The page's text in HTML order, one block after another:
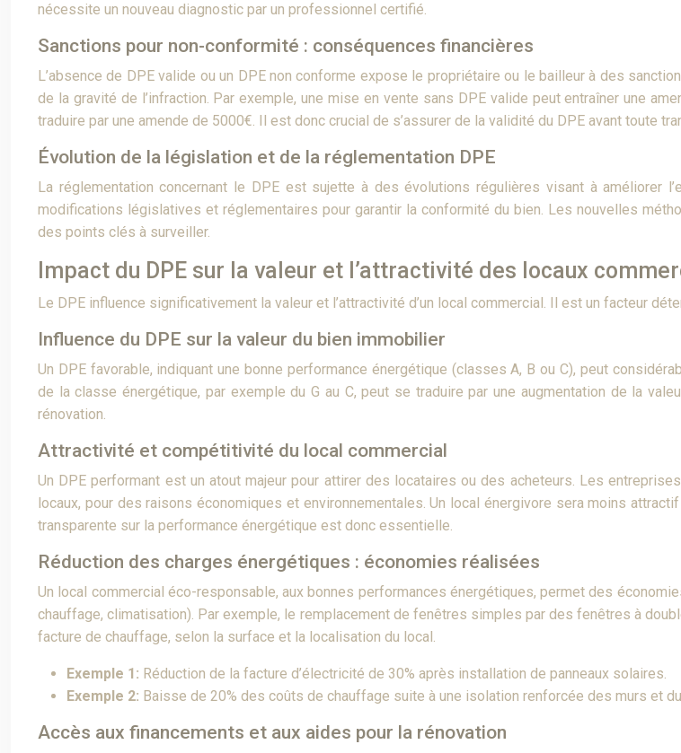
nécessite un nouveau diagnostic par un professionnel certifié.
Sanctions pour non-conformité : conséquences financières
L’absence de DPE valide ou un DPE non conforme expose le propriétaire ou le bailleur à des
de la gravité de l’infraction. Par exemple, une mise en vente sans DPE valide peut entraîner une
traduire par une amende de 5000€. Il est donc crucial de s’assurer de la validité du DPE avant toute
Évolution de la législation et de la réglementation DPE
La réglementation concernant le DPE est sujette à des évolutions régulières visant à améliorer
modifications législatives et réglementaires pour garantir la conformité du bien. Les nouvelles
des points clés à surveiller.
Impact du DPE sur la valeur et l’attractivité des locaux
Le DPE influence significativement la valeur et l’attractivité d’un local commercial. Il est un facteur
Influence du DPE sur la valeur du bien immobilier
Un DPE favorable, indiquant une bonne performance énergétique (classes A, B ou C), peut
de la classe énergétique, par exemple du G au C, peut se traduire par une augmentation de la
rénovation.
Attractivité et compétitivité du local commercial
Un DPE performant est un atout majeur pour attirer des locataires ou des acheteurs. Les
locaux, pour des raisons économiques et environnementales. Un local énergivore sera moins
transparente sur la performance énergétique est donc essentielle.
Réduction des charges énergétiques : économies réalisées
Un local commercial éco-responsable, aux bonnes performances énergétiques, permet des
chauffage, climatisation). Par exemple, le remplacement de fenêtres simples par des fenêtres à
facture de chauffage, selon la surface et la localisation du local.
Exemple 1: Réduction de la facture d’électricité de 30% après installation de panneaux solaires.
Exemple 2: Baisse de 20% des coûts de chauffage suite à une isolation renforcée des murs et
Accès aux financements et aux aides pour la rénovation